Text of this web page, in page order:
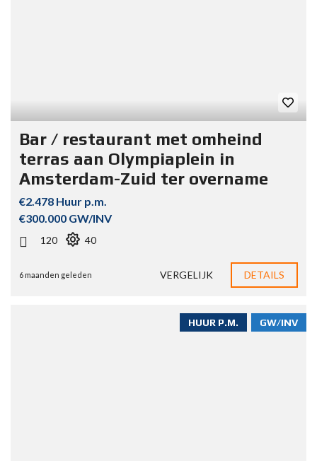
Bar / restaurant met omheind
terras aan Olympiaplein in
Amsterdam-Zuid ter overname
€2.478 Huur p.m.
€300.000 GW/INV
120 40
6 maanden geleden VERGELIJK DETAILS
GW/INV
HUUR P.M.